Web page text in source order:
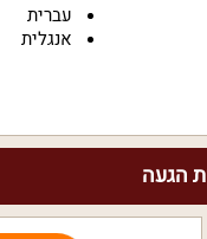
עברית
אנגלית
הגעה